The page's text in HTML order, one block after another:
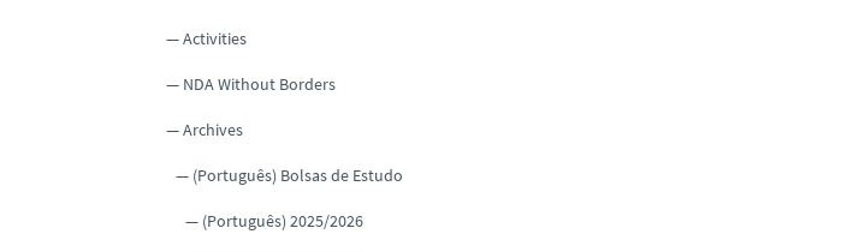
Activities
NDA Without Borders
Archives
(Português) Bolsas de Estudo
(Português) 2025/2026